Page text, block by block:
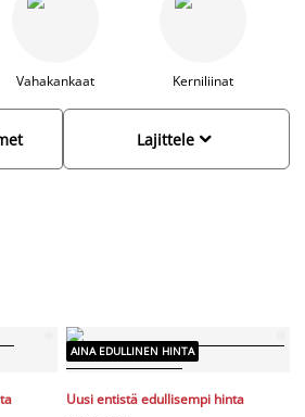
löydät sekä raidallisia
verkkokaupastamme JYSK.fi
Vahakankaat Kerniliinat

Lajittele
AINA EDULLINEN HINTA
Uusi entistä edullisempi hinta